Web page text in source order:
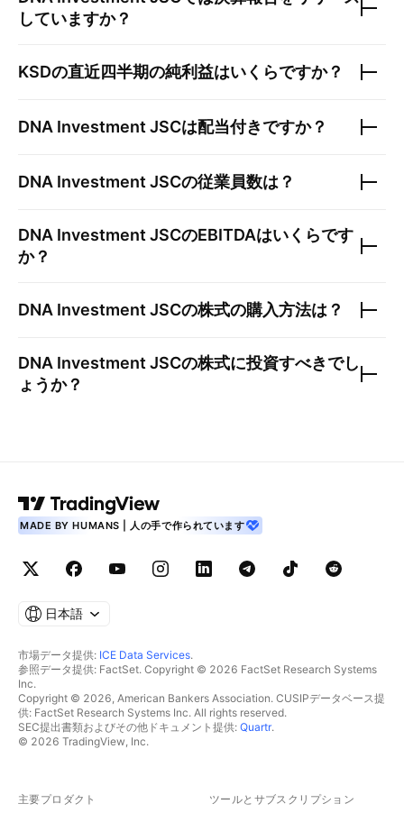
していますか？
KSDの直近四半期の純利益はいくらですか？
DNA Investment JSCは配当付きですか？
DNA Investment JSCの従業員数は？
DNA Investment JSCのEBITDAはいくらです
か？
DNA Investment JSCの株式の購入方法は？
DNA Investment JSCの株式に投資すべきでし
ょうか？
MADE BY HUMANS | 人の手で作られています
日本語
市場データ提供: ICE Data Services.
参照データ提供: FactSet. Copyright © 2026 FactSet Research Systems
Inc.
Copyright © 2026, American Bankers Association. CUSIPデータベース提
供: FactSet Research Systems Inc. All rights reserved.
SEC提出書類およびその他ドキュメント提供: Quartr.
© 2026 TradingView, Inc.
主要プロダクト ツールとサブスクリプション